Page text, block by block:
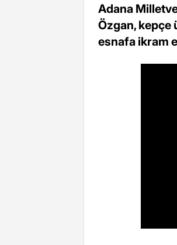
Adana
Özgan, kepçe
esnafa ikram